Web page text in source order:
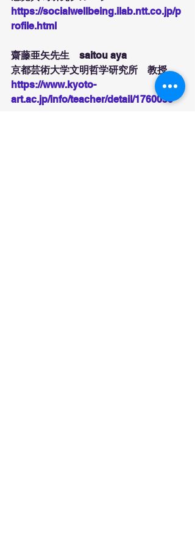
https://socialwellbeing.ilab.ntt.co.jp/p
rofile.html
齋藤亜矢先生　saitou aya
京都芸術大学文明哲学研究所　教授
https://www.kyoto-
art.ac.jp/info/teacher/detail/1760059